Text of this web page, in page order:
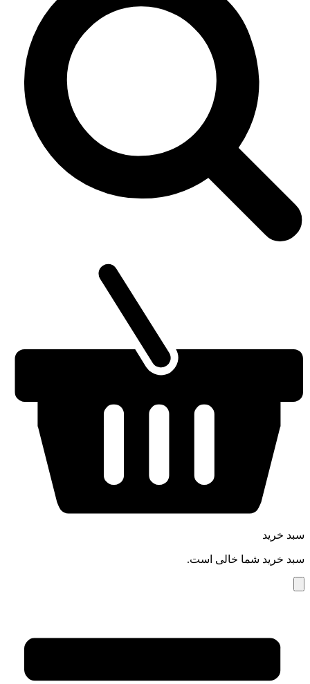
سبد خرید
سبد خرید شما خالی است.